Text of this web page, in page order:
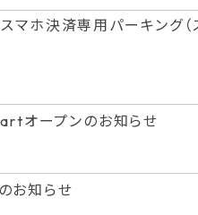
マホ決済専用パーキング（
オープンのお知らせ
お知らせ